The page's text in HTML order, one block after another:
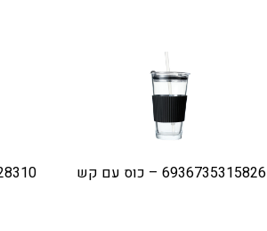
6936735315826 – כוס עם קש